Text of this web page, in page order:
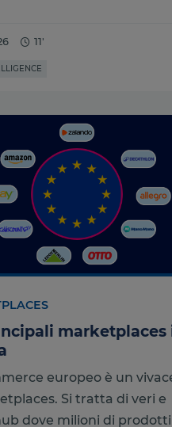
11'
marketplaces
europeo è un
Si tratta di veri e
dove milioni di prodotti